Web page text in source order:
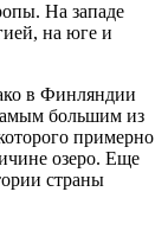
На западе
на юге и
в Финляндии
большим из
примерно
озеро. Еще
страны